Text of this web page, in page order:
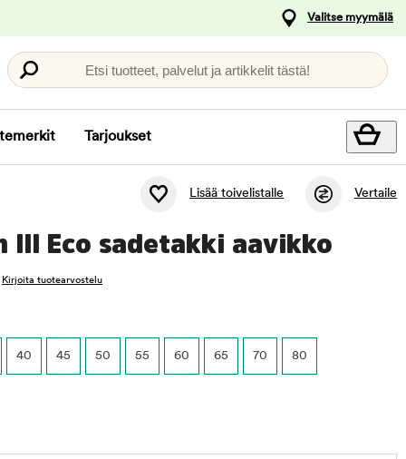
Valitse myymälä
Etsi tuotteet, palvelut ja artikkelit tästä!
Tarjoukset
Lisää toivelistalle Vertaile
III Eco sadetakki aavikko
Kirjoita tuotearvostelu
40 45 50 55 60 65 70 80